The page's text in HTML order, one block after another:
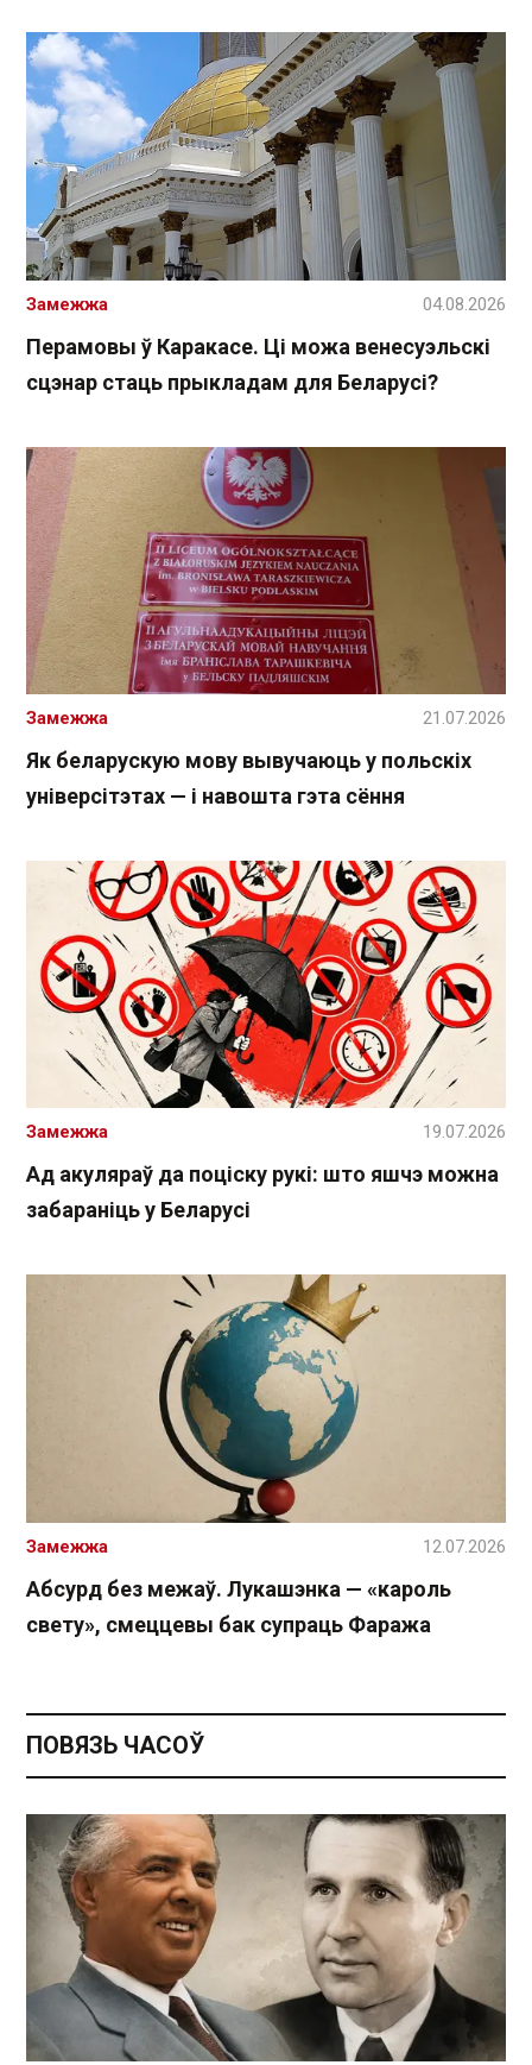
Перамовы ў Каракасе. Ці можа венесуэльскі
сцэнар стаць прыкладам для Беларусі?
Замежжа 04.08.2026
Як беларускую мову вывучаюць у польскіх
універсітэтах — і навошта гэта сёння
Замежжа 21.07.2026
Ад акуляраў да поціску рукі: што яшчэ можна
забараніць у Беларусі
Замежжа 19.07.2026
Абсурд без межаў. Лукашэнка — «кароль
свету», смеццевы бак супраць Фаража
Замежжа 12.07.2026
ПОВЯЗЬ ЧАСОЎ